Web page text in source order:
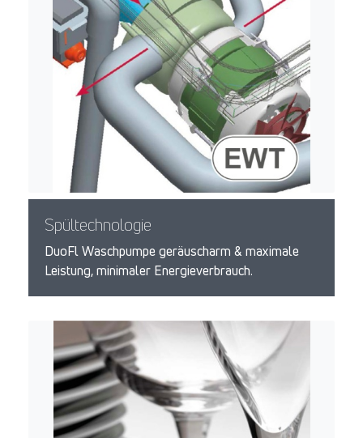
Spültechnologie
DuoFl Waschpumpe geräuscharm & maximale
Leistung, minimaler Energieverbrauch.